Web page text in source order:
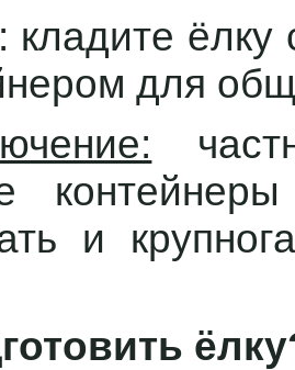
кладите
для
и